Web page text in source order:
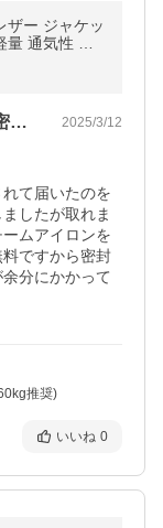
ザー ジャケッ
通気性 お
お安く形もよく気に入りましたが、密封さ… 2025/3/12
て届いたのを
したが取れま
ムアイロンを
ですから密封
分にかかって
推奨)
いいね 0